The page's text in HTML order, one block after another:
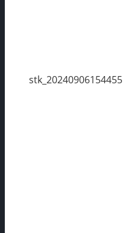
stk_20240906154455